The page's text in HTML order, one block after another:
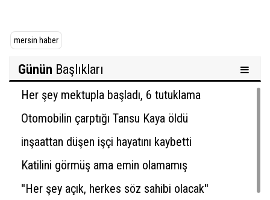
mersin haber
Günün Başlıkları
Her şey mektupla başladı, 6 tutuklama
Otomobilin çarptığı Tansu Kaya öldü
inşaattan düşen işçi hayatını kaybetti
Katilini görmüş ama emin olamamış
''Her şey açık, herkes söz sahibi olacak''